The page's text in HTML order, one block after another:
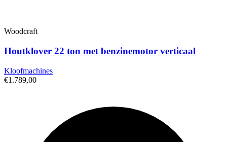
Woodcraft
Houtklover 22 ton met benzinemotor verticaal
Kloofmachines
€1.789,00